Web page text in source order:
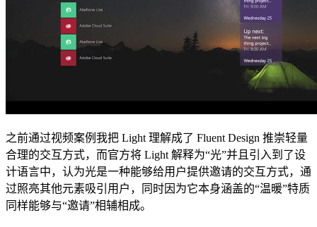
之前通过视频案例我把 Light 理解成了 Fluent Design 推崇轻量
合理的交互方式，而官方将 Light 解释为“光”并且引入到了设
计语言中，认为光是一种能够给用户提供邀请的交互方式，通
过照亮其他元素吸引用户，同时因为它本身涵盖的“温暖”特质
同样能够与“邀请”相辅相成。